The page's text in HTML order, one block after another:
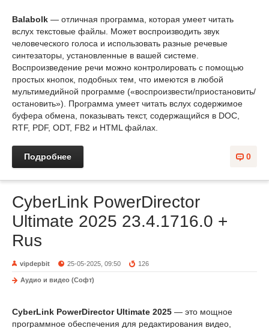
Balabolk — отличная программа, которая умеет читать
вслух текстовые файлы. Может воспроизводить звук
человеческого голоса и использовать разные речевые
синтезаторы, установленные в вашей системе.
Воспроизведение речи можно контролировать с помощью
простых кнопок, подобных тем, что имеются в любой
мультимедийной программе («воспроизвести/приостановить/
остановить»). Программа умеет читать вслух содержимое
буфера обмена, показывать текст, содержащийся в DOC,
RTF, PDF, ODT, FB2 и HTML файлах.
0
Подробнее
CyberLink PowerDirector
Ultimate 2025 23.4.1716.0 +
Rus
vipdepbit 25-05-2025, 09:50 126
Аудио и видео (Софт)
CyberLink PowerDirector Ultimate 2025 — это мощное
программное обеспечения для редактирования видео,